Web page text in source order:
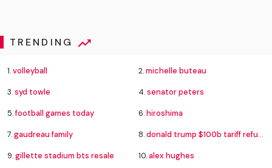
TRENDING
1.volleyball 2.michelle buteau
3.syd towle 4.senator peters
5.football games today 6.hiroshima
7.gaudreau family 8.donald trump $100b tariff refund
9.gillette stadium bts resale 10.alex hughes